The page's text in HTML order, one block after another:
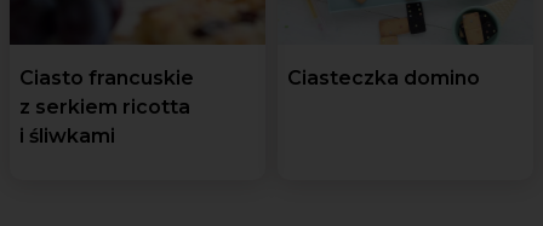
Ciasto francuskie
z serkiem ricotta
i śliwkami
Ciasteczka domino